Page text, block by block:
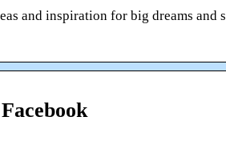
and inspiration for big dreams